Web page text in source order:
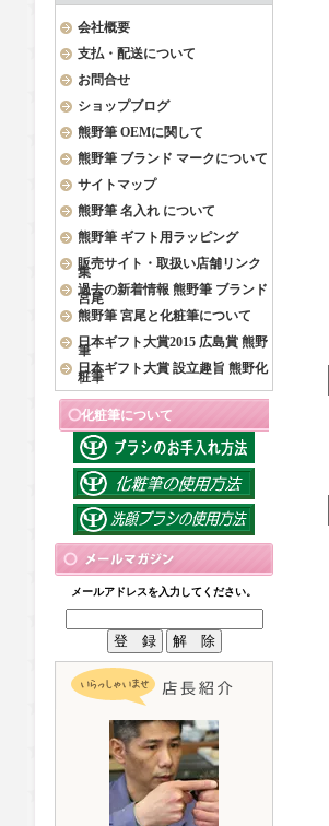
会社概要
支払・配送について
お問合せ
ショップブログ
熊野筆 OEMに関して
熊野筆 ブランド マークについて
サイトマップ
熊野筆 名入れ について
熊野筆 ギフト用ラッピング
販売サイト・取扱い店舗リンク
集
過去の新着情報 熊野筆 ブランド
宮尾
熊野筆 宮尾と化粧筆について
日本ギフト大賞2015 広島賞 熊野
筆
日本ギフト大賞 設立趣旨 熊野化
粧筆
化粧筆について
メールアドレスを入力してください。